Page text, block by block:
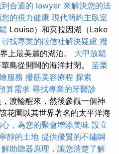
合適的 lawyer 來解決您的法
的視力健康 現代簡約主臥室
Louise）和莫拉因湖（Lake
尋找專業的徵信社解決疑慮 撥
上最美麗的湖泊。 大甲放鬆
島從開闊的海洋封閉。 苗栗
服務 撥筋美容療程 探索
算需求 尋找專業的牙醫診
渡輪醒來，然後參觀一個神
花園以其世界著名的太平洋海
，為您的聚會增添美味 設立
靜的土地 提供優質的不鏽鋼
解助聽器原理，讓您清楚了解